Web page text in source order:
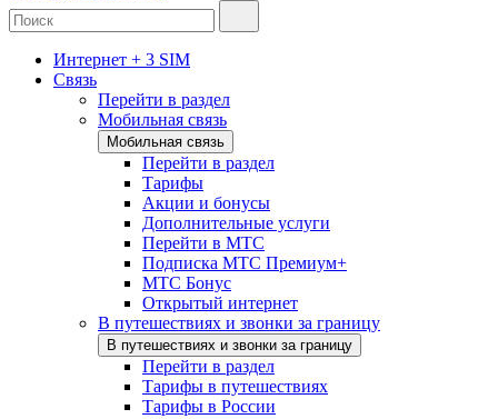
Интернет + 3 SIM
Связь
Перейти в раздел
Мобильная связь
Мобильная связь
Перейти в раздел
Тарифы
Акции и бонусы
Дополнительные услуги
Перейти в МТС
Подписка МТС Премиум+
МТС Бонус
Открытый интернет
В путешествиях и звонки за границу
В путешествиях и звонки за границу
Перейти в раздел
Тарифы в путешествиях
Тарифы в России